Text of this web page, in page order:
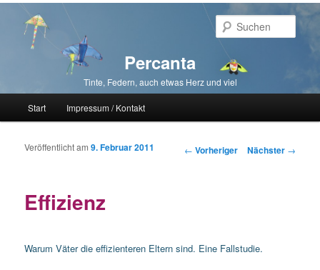
Percanta
Tinte, Federn, auch etwas Herz und viel
Zum primären Inhalt springen
Zum sekundären Inhalt springen
Start Impressum / Kontakt
Beitragsnavigation
← Vorheriger Nächster →
Effizienz
Veröffentlicht am9. Februar 2011
Warum Väter die effizienteren Eltern sind. Eine Fallstudie.